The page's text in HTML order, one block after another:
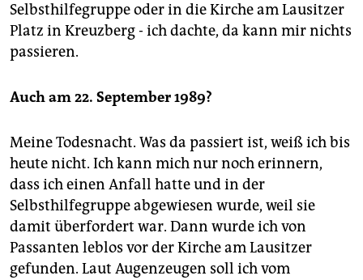
Selbsthilfegruppe oder in die Kirche am Lausitzer
Platz in Kreuzberg - ich dachte, da kann mir nichts
passieren.
Auch am 22. September 1989?
Meine Todesnacht. Was da passiert ist, weiß ich bis
heute nicht. Ich kann mich nur noch erinnern,
dass ich einen Anfall hatte und in der
Selbsthilfegruppe abgewiesen wurde, weil sie
damit überfordert war. Dann wurde ich von
Passanten leblos vor der Kirche am Lausitzer
gefunden. Laut Augenzeugen soll ich vom